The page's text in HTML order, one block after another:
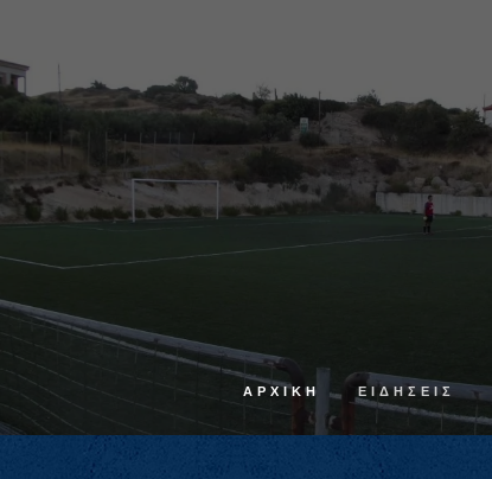
ΑΡΧΙΚΉ ΕΙΔΗΣΕΙΣ